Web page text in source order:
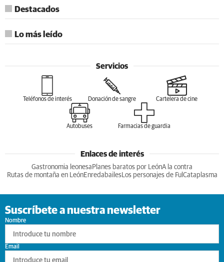
TE RECOMENDAMOS
Un verdadero MMORPG de la vieja escuela ¡Cómo los de
Teléfonos de interés Donación de sangre Cartelera de cine
Gastronomia leonesaPlanes baratos por LeónA la contra
Rutas de montaña en LeónEnredabailesLos personajes de FulCataplasma